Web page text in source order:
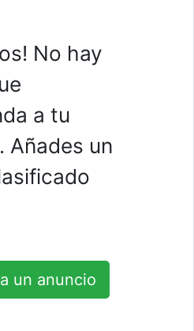
No hay
a tu
Añades un
un anuncio